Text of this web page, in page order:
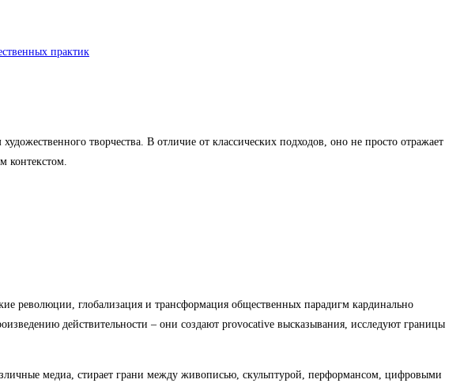
практик
творчества. В отличие от классических подходов, оно не просто отражает
контекстом.
революции, глобализация и трансформация общественных парадигм кардинально
действительности – они создают provocative высказывания, исследуют границы
медиа, стирает грани между живописью, скульптурой, перформансом, цифровыми